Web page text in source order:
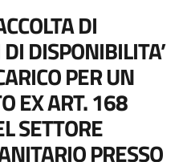
DI
DISPONIBILITA’
PER UN
EX ART. 168
SETTORE
PRESSO